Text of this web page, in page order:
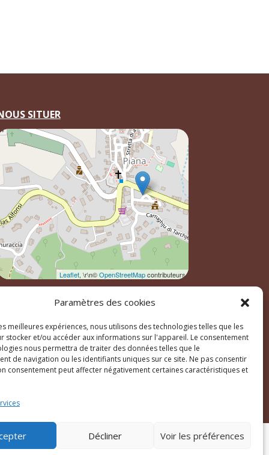
Paramètres des cookies
meilleures expériences, nous utilisons des technologies telles que les
stocker et/ou accéder aux informations sur l'appareil. Le consentement
nous permettra de traiter des données telles que le
de navigation ou les identifiants uniques sur ce site. Ne pas consentir
consentement peut affecter négativement certaines caractéristiques et
Décliner Voir les préférences
SITUER
Leaflet, \r\n©OpenStreetMapcontributeurs